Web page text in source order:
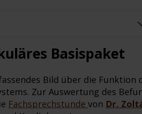
Basispaket
Bild über die Funktion
Zur Auswertung des
Fachsprechstunde von Dr.